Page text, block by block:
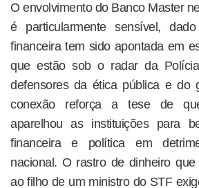
O envolvimento do Banco Master
é particularmente sensível,
financeira tem sido apontada em
que estão sob o radar da
defensores da ética pública e do
conexão reforça a tese de
aparelhou as instituições para
financeira e política em
nacional. O rastro de dinheiro
ao filho de um ministro do STF